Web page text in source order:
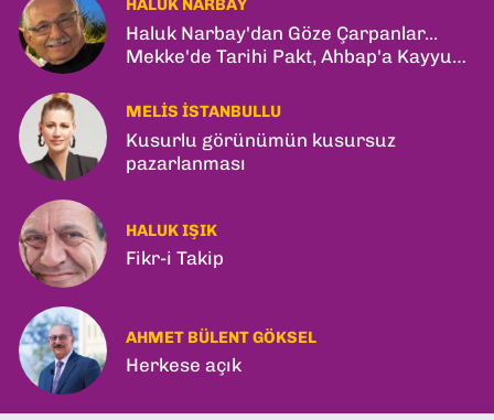
HALUK NARBAY
Haluk Narbay'dan Göze Çarpanlar...
Mekke'de Tarihi Pakt, Ahbap'a Kayyum
MELIS İSTANBULLU
Kusurlu görünümün kusursuz
pazarlanması
HALUK IŞIK
Fikr-i Takip
AHMET BÜLENT GÖKSEL
Herkese açık